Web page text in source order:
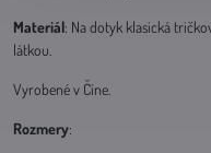
Materiál: Na dotyk klasická
látkou.
Vyrobené v Číne.
Rozmery: